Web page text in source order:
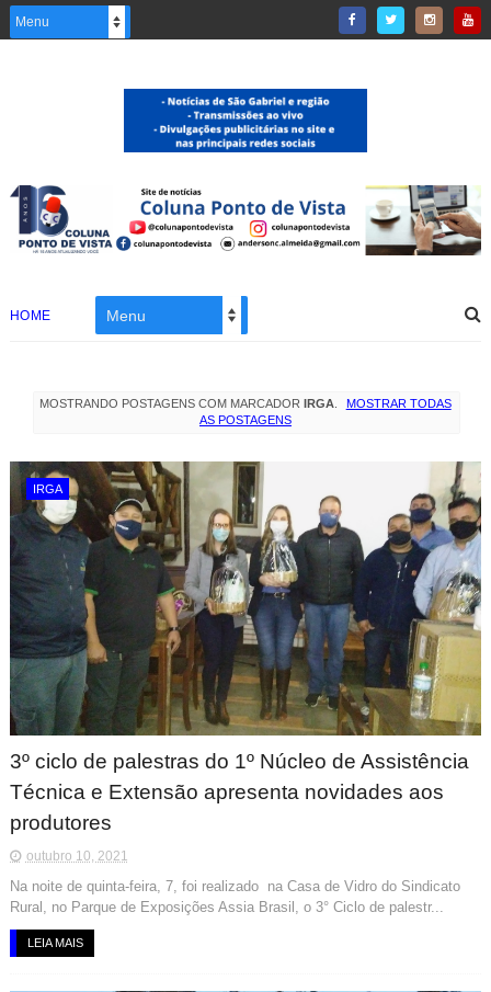
HOME
MOSTRANDO POSTAGENS COM MARCADORIRGA
MOSTRAR TODAS
AS POSTAGENS
IRGA
3º ciclo de palestras do 1º Núcleo de Assistência
Técnica e Extensão apresenta novidades aos
produtores
outubro 10, 2021
Na noite de quinta-feira, 7, foi realizado na Casa de Vidro do Sindicato
Rural, no Parque de Exposições Assia Brasil, o 3° Ciclo de palestr...
LEIA MAIS